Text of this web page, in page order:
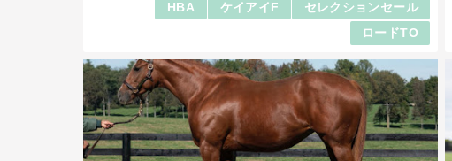
HBA ケイアイF
セレクションセール
ロードTO